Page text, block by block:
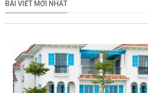
BÀI VIẾT MỚI NHẤT